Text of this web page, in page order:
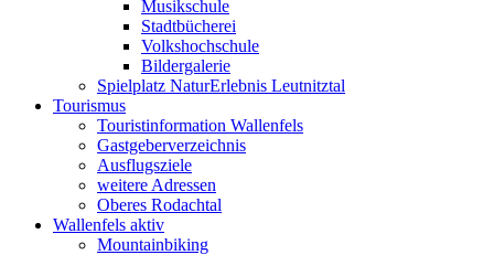
Musikschule
Stadtbücherei
Volkshochschule
Bildergalerie
Spielplatz NaturErlebnis Leutnitztal
Tourismus
Touristinformation Wallenfels
Gastgeberverzeichnis
Ausflugsziele
weitere Adressen
Oberes Rodachtal
Wallenfels aktiv
Mountainbiking